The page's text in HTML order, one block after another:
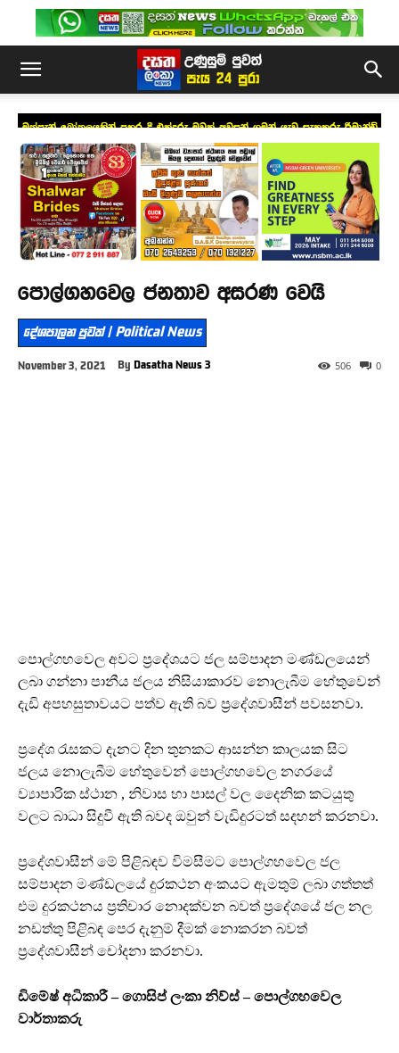
මත්පැන් බෝතලයකින් පහර දී එක්දරු මවක් අවසන් ගමන් යැවූ සැකකරු රිමාන්ඩ්
පොල්ගහවෙල ජනතාව අසරණ වෙයි
දේශපාලන පුවත් | Political News
November 3, 2021 By Dasatha News 3 0
506
පොල්ගහවෙල අවට ප්‍රදේශයට ජල සම්පාදන මණ්ඩලයෙන්
ලබා ගන්නා පානීය ජලය නිසියාකාරව නොලැබීම හේතුවෙන්
දැඩි අපහසුතාවයට පත්ව ඇති බව ප්‍රදේශවාසීන් පවසනවා.
ප්‍රදේශ රැසකට දැනට දින තුනකට ආසන්න කාලයක සිට
ජලය නොලැබීම හේතුවෙන් පොල්ගහවෙල නගරයේ
ව්‍යාපාරික ස්ථාන , නිවාස හා පාසල් වල දෛනික කටයුතු
වලට බාධා සිදුවී ඇති බවද ඔවුන් වැඩිදුරටත් සදහන් කරනවා.
ප්‍රදේශවාසීන් මේ පිළිබඳව විමසීමට පොල්ගහවෙල ජල
සම්පාදන මණ්ඩලයේ දුරකථන අංකයට ඇමතුම් ලබා ගත්තත්
එම දුරකථනය ප්‍රතිචාර නොදක්වන බවත් ප්‍රදේශයේ ජල නල
නඩත්තු පිළිබඳ පෙර දැනුම් දීමක් නොකරන බවත්
ප්‍රදේශවාසීන් චෝදනා කරනවා.
ඩිමේෂ් අධිකාරී – ගොසිප් ලංකා නිව්ස් – පොල්ගහවෙල
වාර්තාකරු